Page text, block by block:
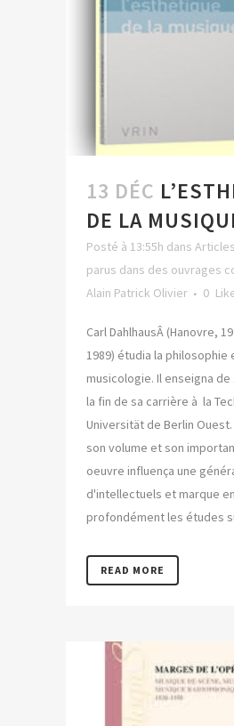
13 DÉC
DE LA
Posté à 13:55h dans
parus dans des ouvrages
Alain Patrick Olivier
0
Carl DahlhausÂ (Hanovre,
1989) étudia la philosophie
musicologie. Il enseigna de
la fin de sa carrière à la
Universität de Berlin
son volume et son
oeuvre influença une
d'intellectuels et marque
profondément les études
READ MORE